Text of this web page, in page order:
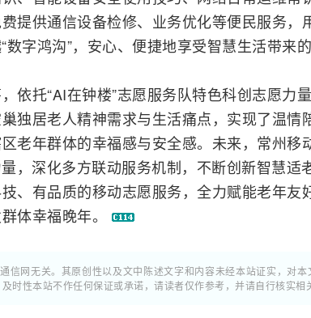
提供通信设备检修、业务优化等便民服务，
字鸿沟”，安心、便捷地享受智慧生活带来的
依托“AI在钟楼”志愿服务队特色科创志愿力
独居老人精神需求与生活痛点，实现了温情
老年群体的幸福感与安全感。未来，常州移
，深化多方联动服务机制，不断创新智慧适
、有品质的移动志愿服务，全力赋能老年友
体幸福晚年。
信网无关。其原创性以及文中陈述文字和内容未经本站证实，对本
时性本站不作任何保证或承诺，请读者仅作参考，并请自行核实相